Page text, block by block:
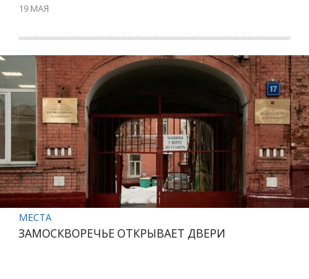
19 МАЯ
МЕСТА
ЗАМОСКВОРЕЧЬЕ ОТКРЫВАЕТ ДВЕРИ